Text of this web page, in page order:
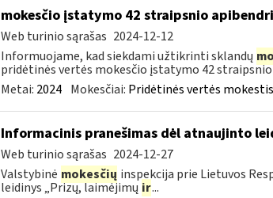
mokesčio įstatymo 42 straipsnio
Web turinio sąrašas 2024-12-12
Informuojame, kad siekdami užtikrinti sklandų
pridėtinės vertės mokesčio įstatymo 42
Metai: 2024 Mokesčiai: Pridėtinės vertės mokestis
Informacinis pranešimas dėl atnaujinto
Web turinio sąrašas 2024-12-27
Valstybinė mokesčių inspekcija prie Lietuvos
leidinys „Prizų, laimėjimų ir...